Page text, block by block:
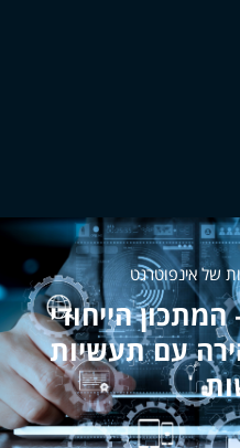
של אינפוטרגט
הייחודי
עם תעשיות